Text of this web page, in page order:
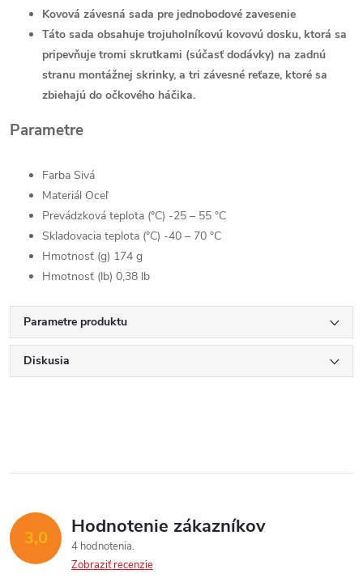
Kovová závesná sada pre jednobodové zavesenie
Táto sada obsahuje trojuholníkovú kovovú dosku, ktorá sa
pripevňuje tromi skrutkami (súčasť dodávky) na zadnú
stranu montážnej skrinky, a tri závesné reťaze, ktoré sa
zbiehajú do očkového háčika.
Parametre
Farba Sivá
Materiál Oceľ
Prevádzková teplota (°C) -25 – 55 °C
Skladovacia teplota (°C) -40 – 70 °C
Hmotnosť (g) 174 g
Hmotnosť (lb) 0,38 lb
Parametre produktu
Diskusia
3,0 Hodnotenie zákazníkov
4 hodnotenia
Zobraziť recenzie